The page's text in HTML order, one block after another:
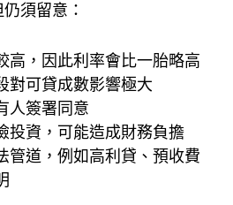
須留意：
高，因此利率會比一胎略高
對可貸成數影響極大
人簽署同意
投資，可能造成財務負擔
管道，例如高利貸、預收費